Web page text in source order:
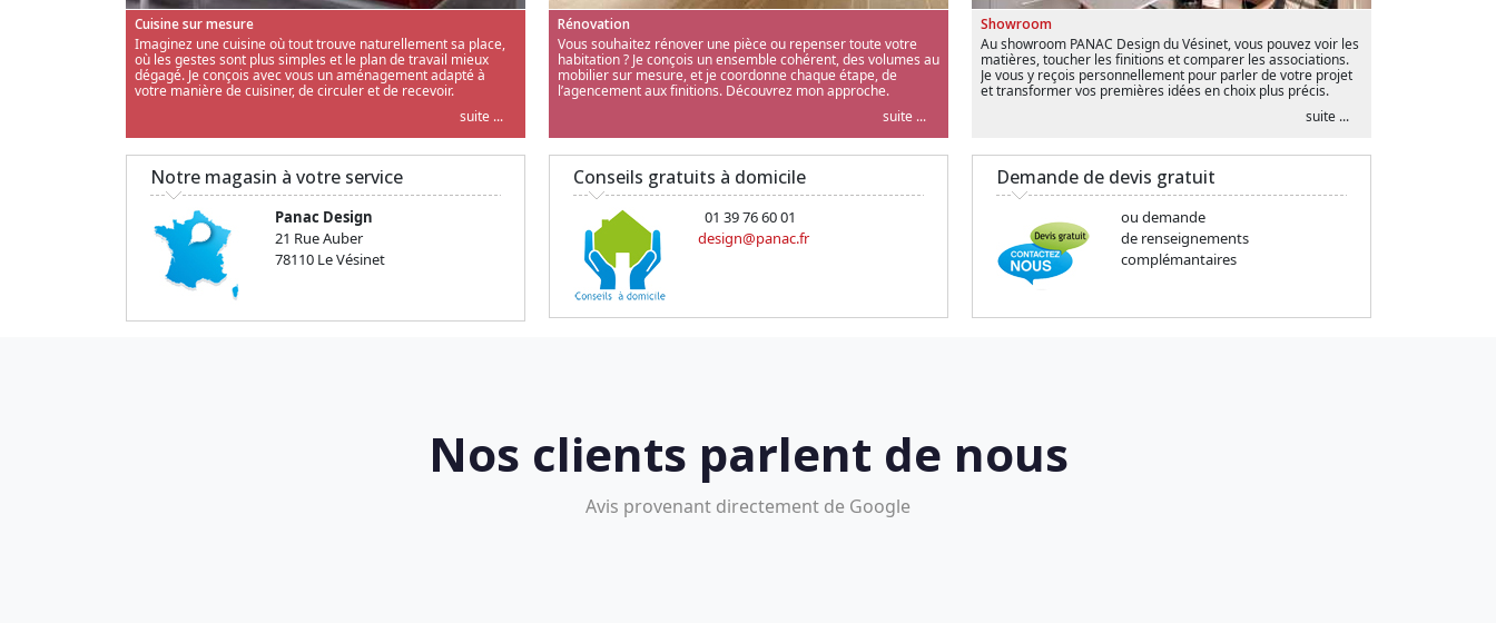
Cuisine sur mesure
Imaginez une cuisine où tout trouve naturellement sa place,
où les gestes sont plus simples et le plan de travail mieux
dégagé. Je conçois avec vous un aménagement adapté à
votre manière de cuisiner, de circuler et de recevoir.
suite ...
Rénovation
Vous souhaitez rénover une pièce ou repenser toute votre
habitation ? Je conçois un ensemble cohérent, des volumes au
mobilier sur mesure, et je coordonne chaque étape, de
l’agencement aux finitions. Découvrez mon approche.
suite ...
Showroom
Au showroom PANAC Design du Vésinet, vous pouvez voir les
matières, toucher les finitions et comparer les associations.
Je vous y reçois personnellement pour parler de votre projet
et transformer vos premières idées en choix plus précis.
suite ...
Notre magasin à votre service
Panac Design
21 Rue Auber
78110 Le Vésinet
Conseils gratuits à domicile
01 39 76 60 01
design@panac.fr
Demande de devis gratuit
ou demande
de renseignements
complémantaires
Nos clients parlent de nous
Avis provenant directement de Google